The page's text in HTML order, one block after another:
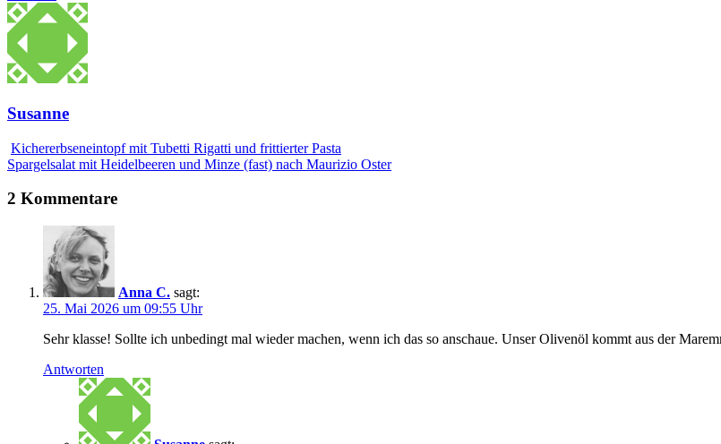
Susanne
Kichererbseneintopf mit Tubetti Rigatti und frittierter Pasta
Spargelsalat mit Heidelbeeren und Minze (fast) nach Maurizio Oster
2 Kommentare
Anna C. sagt:
25. Mai 2026 um 09:55 Uhr
Sehr klasse! Sollte ich unbedingt mal wieder machen, wenn ich das so anschaue. Unser Olivenöl kommt aus der
Antworten